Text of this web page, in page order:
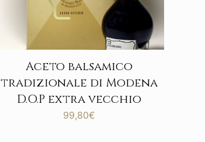
Aceto balsamico
tradizionale di Modena
D.O.P extra vecchio
99,80€